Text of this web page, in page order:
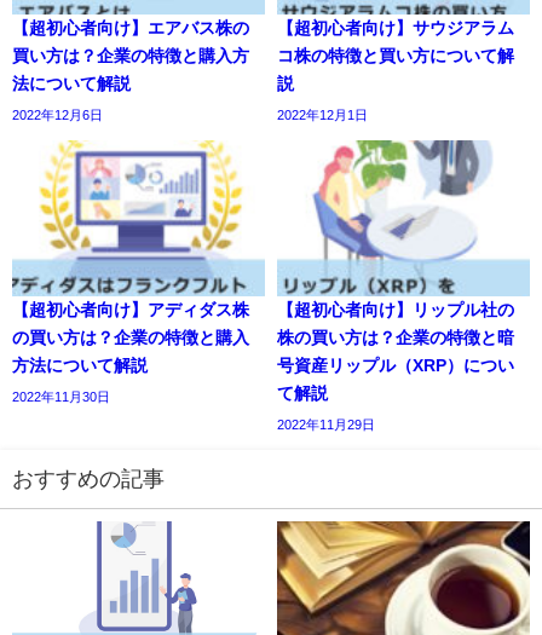
【超初心者向け】エアバス株の
買い方は？企業の特徴と購入方
法について解説
2022年12月6日
【超初心者向け】サウジアラム
コ株の特徴と買い方について解
説
2022年12月1日
【超初心者向け】アディダス株
の買い方は？企業の特徴と購入
方法について解説
2022年11月30日
【超初心者向け】リップル社の
株の買い方は？企業の特徴と暗
号資産リップル（XRP）につい
て解説
2022年11月29日
おすすめの記事